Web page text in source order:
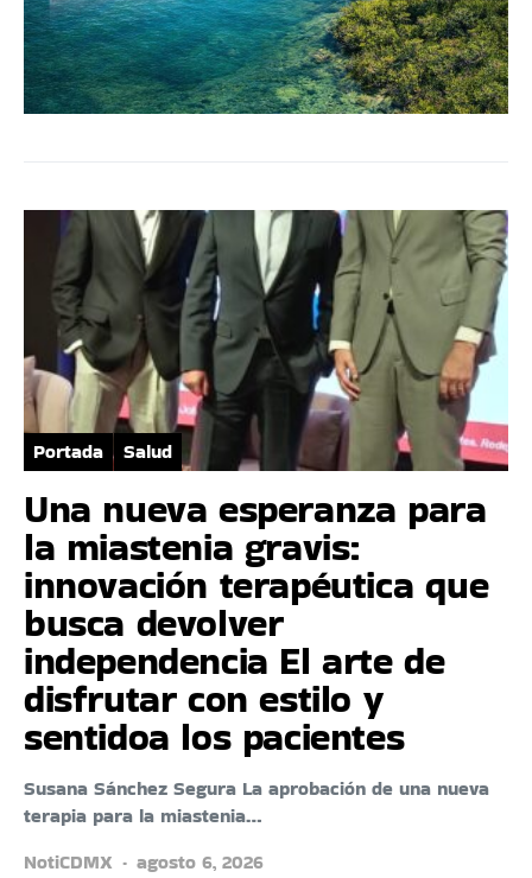
Portada Salud
Una nueva esperanza para
la miastenia gravis:
innovación terapéutica que
busca devolver
independencia El arte de
disfrutar con estilo y
sentidoa los pacientes
Susana Sánchez Segura La aprobación de una nueva
terapia para la miastenia…
NotiCDMX
agosto 6, 2026